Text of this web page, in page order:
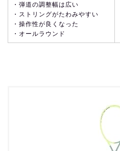
・弾道の調整幅は広い
・ストリングがたわみやすい
・操作性が良くなった
・オールラウンド